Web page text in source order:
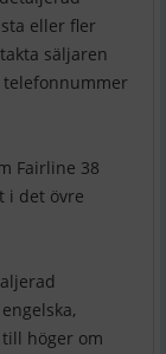
eller fler
säljaren
telefonnummer
Fairline 38
i det övre
höger om